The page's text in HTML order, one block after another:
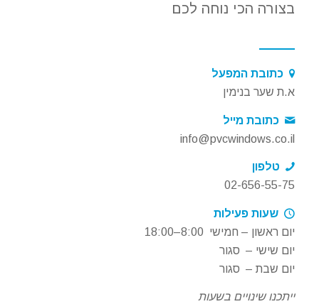
בצורה הכי נוחה לכם
כתובת המפעל
א.ת שער בנימין
כתובת מייל
info@pvcwindows.co.il
טלפון
02-656-55-75
שעות פעילות
יום ראשון – חמישי 8:00–18:00
יום שישי – סגור
יום שבת – סגור
ייתכנו שינויים בשעות